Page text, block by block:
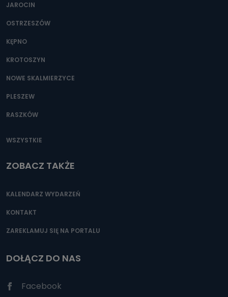
JAROCIN
OSTRZESZÓW
KĘPNO
KROTOSZYN
NOWE SKALMIERZYCE
PLESZEW
RASZKÓW
WSZYSTKIE
ZOBACZ TAKŻE
KALENDARZ WYDARZEŃ
KONTAKT
ZAREKLAMUJ SIĘ NA PORTALU
DOŁĄCZ DO NAS
Facebook